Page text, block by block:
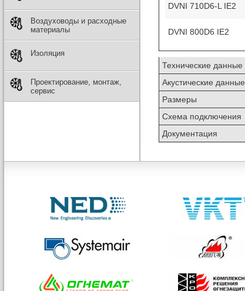
Воздуховоды и расходные
материалы
Изоляция
Проектирование, монтаж,
сервис
DVNI 710D6-L IE2
DVNI 800D6 IE2
Технические данные
Акустические данные
Размеры
Схема подключения
Документация